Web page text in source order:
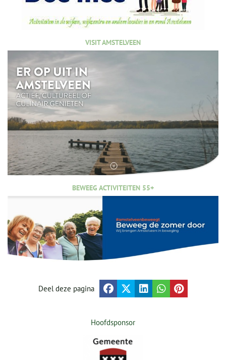
VISIT AMSTELVEEN
BEWEEG ACTIVITEITEN 55+
Deel deze pagina
Hoofdsponsor